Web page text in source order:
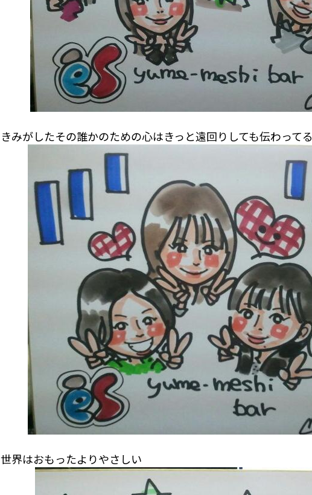
きみがしたその誰かのための心はきっと遠回りしても伝わってる
世界はおもったよりやさしい